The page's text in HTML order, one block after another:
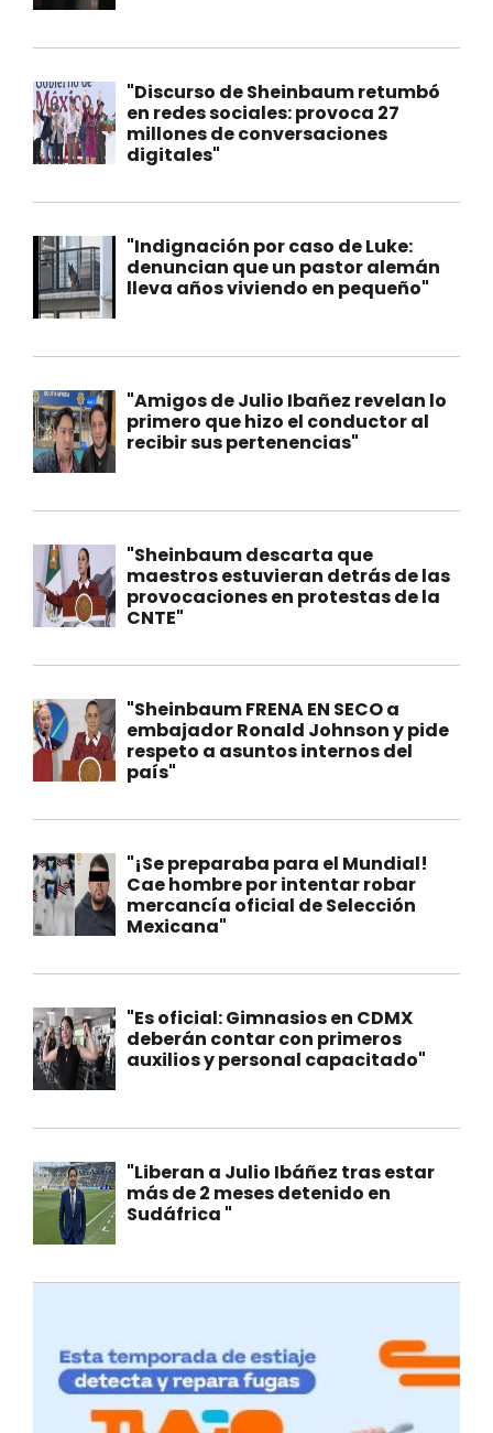
"Discurso de Sheinbaum retumbó
en redes sociales: provoca 27
millones de conversaciones
digitales"
"Indignación por caso de Luke:
denuncian que un pastor alemán
lleva años viviendo en pequeño"
"Amigos de Julio Ibañez revelan lo
primero que hizo el conductor al
recibir sus pertenencias"
"Sheinbaum descarta que
maestros estuvieran detrás de las
provocaciones en protestas de la
CNTE"
"Sheinbaum FRENA EN SECO a
embajador Ronald Johnson y pide
respeto a asuntos internos del
país"
"¡Se preparaba para el Mundial!
Cae hombre por intentar robar
mercancía oficial de Selección
Mexicana"
"Es oficial: Gimnasios en CDMX
deberán contar con primeros
auxilios y personal capacitado"
"Liberan a Julio Ibáñez tras estar
más de 2 meses detenido en
Sudáfrica "